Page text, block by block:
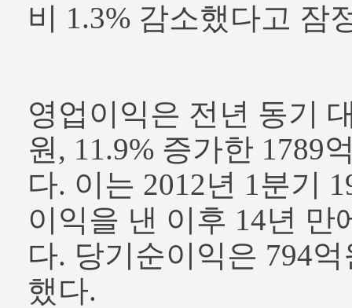
비 1.3% 감소했다고 잠
영업이익은 전년 동기
원, 11.9% 증가한 1789
다. 이는 2012년 1분기
이익을 낸 이후 14년 만
다. 당기순이익은 794
했다.